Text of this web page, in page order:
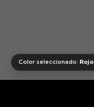
Color seleccionado: Rojo